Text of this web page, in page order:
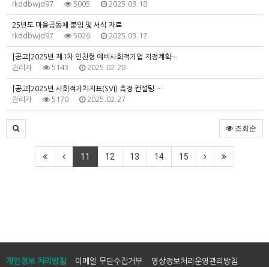
rkddbwjd97
5005 2025.03.18
25년도 마을공동체 붙임 및 서식 자료
rkddbwjd97
5026 2025.03.17
[공고]2025년 제1차 인천형 예비사회적기업 지정계획…
관리자
5143 2025.02.28
[공고]2025년 사회적가치지표(SVI) 측정 컨설팅 …
관리자
5170 2025.02.27
조회순
11 12 13 14 15
개인정보 처리방침 이메일 무단수집거부 영상정보처리운영관리방침